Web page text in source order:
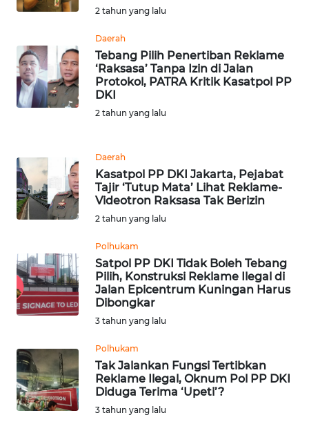
2 tahun yang lalu
Daerah
Tebang Pilih Penertiban Reklame
‘Raksasa’ Tanpa Izin di Jalan
Protokol, PATRA Kritik Kasatpol PP
DKI
2 tahun yang lalu
Daerah
Kasatpol PP DKI Jakarta, Pejabat
Tajir ‘Tutup Mata’ Lihat Reklame-
Videotron Raksasa Tak Berizin
2 tahun yang lalu
Polhukam
Satpol PP DKI Tidak Boleh Tebang
Pilih, Konstruksi Reklame Ilegal di
Jalan Epicentrum Kuningan Harus
Dibongkar
3 tahun yang lalu
Polhukam
Tak Jalankan Fungsi Tertibkan
Reklame Ilegal, Oknum Pol PP DKI
Diduga Terima ‘Upeti’?
3 tahun yang lalu
INFO
TENTANG
KAMI
REDAKSI
KARIR
DISCLAIMER
Wahana
News
Regional
SUMUT
WN